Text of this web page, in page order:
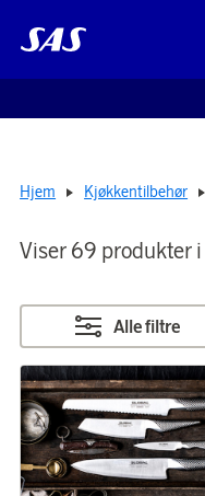
Hjem Kjøkkentilbehør
Viser 69 produkter i
Alle filtre